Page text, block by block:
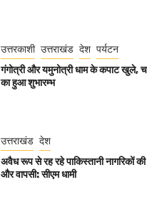
उत्तरकाशी उत्तराखंड देश पर्यटन
गंगोत्री और यमुनोत्री धाम के कपाट खुले,
का हुआ शुभारम्भ
उत्तराखंड देश
अवैध रूप से रह रहे पाकिस्तानी नागरिकों की
और वापसी: सीएम धामी